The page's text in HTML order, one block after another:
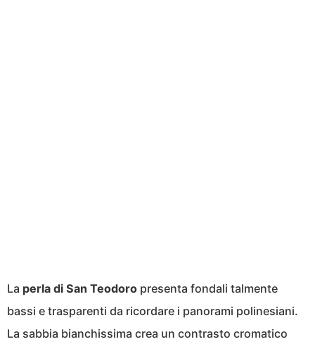
La perla di San Teodoro presenta fondali talmente
bassi e trasparenti da ricordare i panorami polinesiani.
La sabbia bianchissima crea un contrasto cromatico